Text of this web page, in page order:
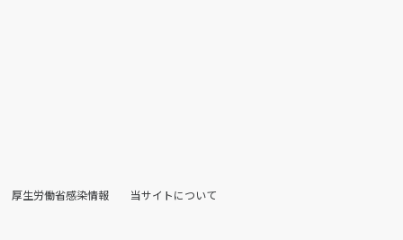
厚生労働省感染情報 当サイトについて